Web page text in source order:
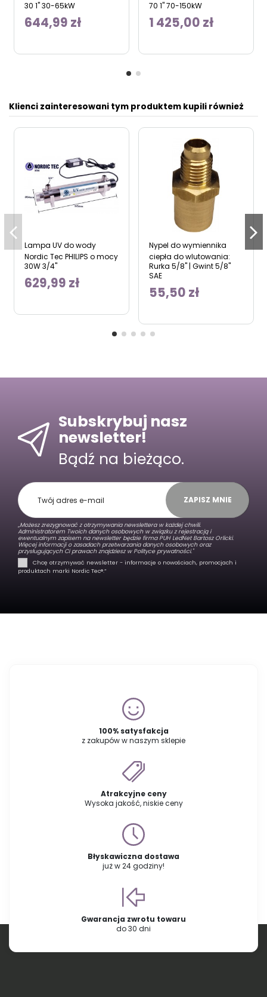
30 1" 30-65kW
644,99 zł
70 1" 70-150kW
1 425,00 zł
Klienci zainteresowani tym produktem kupili również
Lampa UV do wody
Nordic Tec PHILIPS o mocy
30W 3/4"
629,99 zł
Nypel do wymiennika
ciepła do wlutowania:
Rurka 5/8" | Gwint 5/8"
SAE
55,50 zł
Subskrybuj nasz
newsletter!
Bądź na bieżąco.
ZAPISZ MNIE
„Możesz zrezygnować z otrzymywania newslettera w każdej chwili.
Administratorem Twoich danych osobowych w związku z rejestracją i
ewentualnym zapisem na newsletter będzie firma PUH LedNet Bartosz Orlicki.
Więcej informacji o zasadach przetwarzania danych osobowych oraz
przysługujących Ci prawach znajdziesz wPolityce prywatności."
Chcę otrzymywać newsletter - informacje o nowościach, promocjach i
produktach marki Nordic Tec®️.”
100% satysfakcja
z zakupów w naszym sklepie
Atrakcyjne ceny
Wysoka jakość, niskie ceny
Błyskawiczna dostawa
już w 24 godziny!
Gwarancja zwrotu towaru
do 30 dni